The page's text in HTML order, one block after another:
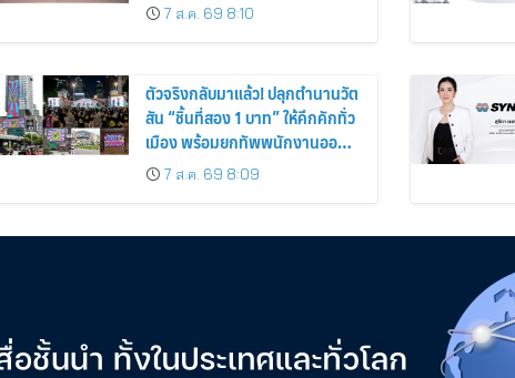
7 ส.ค. 69 8:10
ตัวจริงกลับมาแล้ว! ปลุกตำนานวัต
สัน “ชิ้นที่สอง 1 บาท” ให้คึกคักทั่ว
เมือง พร้อมยกทัพพนักงานออกส
เต็ปกลางสวนลุมฯ
7 ส.ค. 69 8:09